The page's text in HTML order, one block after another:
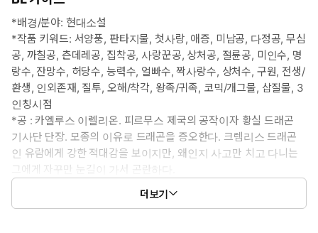
*배경/분야: 현대소설
*작품 키워드: 서양풍, 판타지물, 첫사랑, 애증, 미남공, 다정공, 무심
공, 까칠공, 츤데레공, 집착공, 사랑꾼공, 상처공, 절륜공, 미인수, 명
랑수, 잔망수, 허당수, 능력수, 얼빠수, 짝사랑수, 상처수, 구원, 전생/
환생, 인외존재, 질투, 오해/착각, 왕족/귀족, 코믹/개그물, 삽질물, 3
인칭시점
*공 : 카엘루스 이렐리온. 피르무스 제국의 공작이자 황실 드래곤
기사단 단장. 모종의 이유로 드래곤을 증오한다. 크렘리스 드래곤
인 유람에게 강한 적대감을 보이지만, 왜인지 사고만 치고 다니는
그에게 자꾸만 눈길이 가서 곤란하다.
*수 : 한유람. 본래 평범한 현대인이었으나 어쩌다 보니 드래곤 새끼
로 환생한다. 형제들이 죽고 죽이는 약육강식의 둥지에서 벗어나 자
더보기